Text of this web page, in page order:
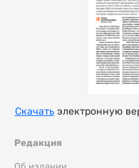
Редакция
Скачатьэлектронную